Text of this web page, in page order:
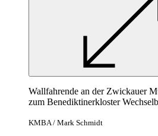
Wallfahrende an der Zwickauer
zum Benediktinerkloster
KMBA / Mark Schmidt